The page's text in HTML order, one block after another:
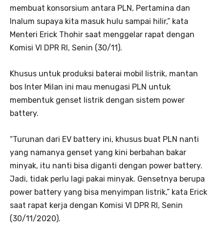
membuat konsorsium antara PLN, Pertamina dan
Inalum supaya kita masuk hulu sampai hilir,” kata
Menteri Erick Thohir saat menggelar rapat dengan
Komisi VI DPR RI, Senin (30/11).
Khusus untuk produksi baterai mobil listrik, mantan
bos Inter Milan ini mau menugasi PLN untuk
membentuk genset listrik dengan sistem power
battery.
“Turunan dari EV battery ini, khusus buat PLN nanti
yang namanya genset yang kini berbahan bakar
minyak, itu nanti bisa diganti dengan power battery.
Jadi, tidak perlu lagi pakai minyak. Gensetnya berupa
power battery yang bisa menyimpan listrik,” kata Erick
saat rapat kerja dengan Komisi VI DPR RI, Senin
(30/11/2020).